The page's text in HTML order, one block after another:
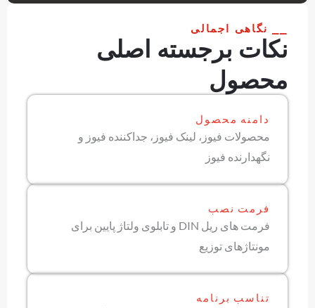
⎯⎯ نگاهی اجمالی
نکات برجسته اصلی
محصول
دامنه محصول
محصولات فیوز، لینک فیوز، جداکننده فیوز و
نگهدارنده فیوز
فرمت نصب
فرمت های ریل DIN و تابلوی ولتاژ پایین برای
مونتاژهای توزیع
تناسب برنامه